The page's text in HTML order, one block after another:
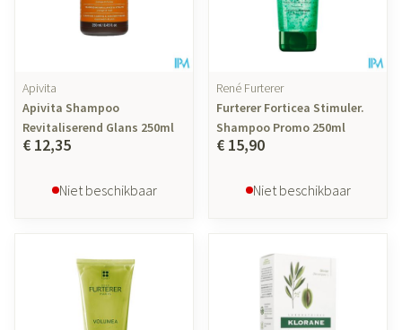
Apivita
Apivita Shampoo
Revitaliserend Glans 250ml
€ 12,35
Niet beschikbaar
René Furterer
Furterer Forticea Stimuler.
Shampoo Promo 250ml
€ 15,90
Niet beschikbaar